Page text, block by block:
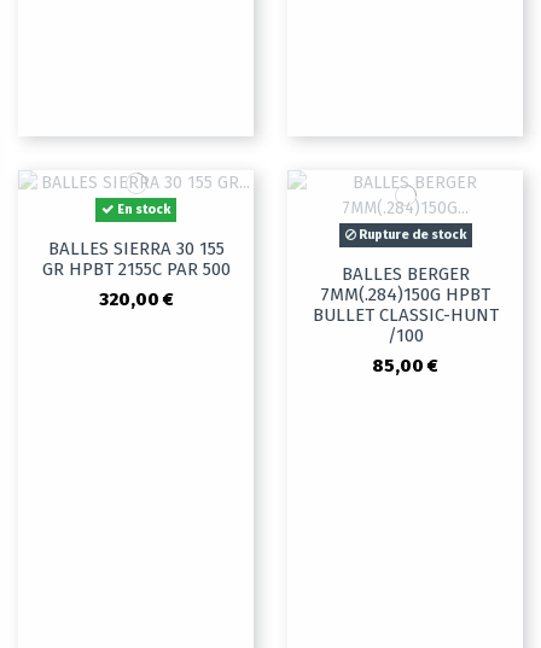
En stock
BALLES SIERRA 30 155
GR HPBT 2155C PAR 500
320,00 €
Rupture de stock
BALLES BERGER
7MM(.284)150G HPBT
BULLET CLASSIC-HUNT
/100
85,00 €